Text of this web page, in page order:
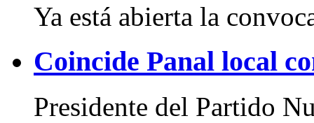
Ya está abierta la
Coincide Panal local
Presidente del Partido